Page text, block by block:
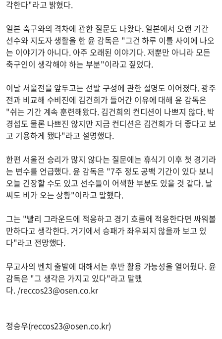
각한다"라고 밝혔다.
일본 축구와의 격차에 관한 질문도 나왔다. 일본에서 오랜 기간
선수와 지도자 생활을 한 윤 감독은 "그건 하루 이틀 사이에 나오
는 이야기가 아니다. 아주 오래된 이야기다. 저뿐만 아니라 모든
축구인이 생각해야 하는 부분"이라고 짚었다.
이날 서울전을 앞두고는 선발 구성에 관한 설명도 이어졌다. 광주
전과 비교해 수비진에 김건희가 들어간 이유에 대해 윤 감독은
"쉬는 기간 계속 훈련해왔다. 김건희의 컨디션이 나쁘지 않다. 박
경섭도 물론 나쁘진 않지만 지금 컨디션은 김건희가 더 좋다고 보
고 기용하게 됐다"라고 설명했다.
한편 서울전 승리가 많지 않다는 질문에는 휴식기 이후 첫 경기라
는 변수를 언급했다. 윤 감독은 "7주 정도 공백 기간이 있다 보니
오늘 긴장할 수도 있고 선수들이 어색한 부분도 있을 것 같다. 날
씨도 비가 오는 상황"이라고 말했다.
그는 "빨리 그라운드에 적응하고 경기 흐름에 적응한다면 싸워볼
만하다고 생각한다. 거기에서 승패가 좌우되지 않을까 보고 있
다"라고 전망했다.
무고사의 벤치 출발에 대해서는 후반 활용 가능성을 열어뒀다. 윤
감독은 "그 생각은 가지고 있다"라고 말했
다. /reccos23@osen.co.kr
정승우(reccos23@osen.co.kr)